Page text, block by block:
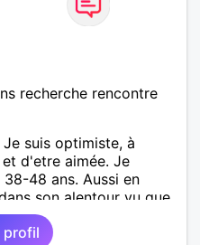
recherche rencontre
suis optimiste, à
d'etre aimée. Je
48 ans. Aussi en
son alentour vu que
pas souvent
à tout le monde.
profil